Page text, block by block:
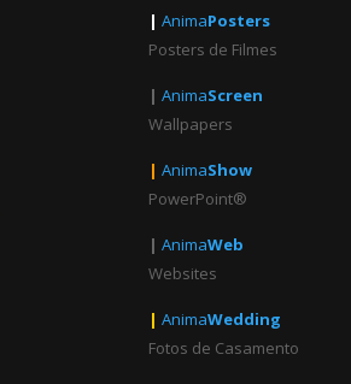
|AnimaPosters
Posters de Filmes
| AnimaScreen
Wallpapers
| AnimaShow
PowerPoint®
| AnimaWeb
Websites
| AnimaWedding
Fotos de Casamento